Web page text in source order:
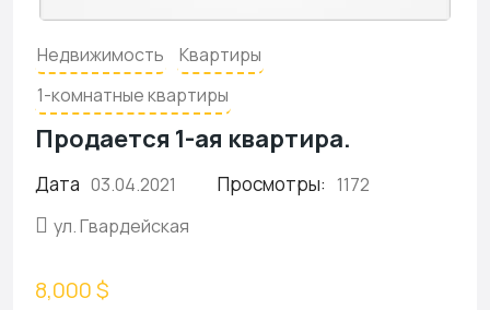
Недвижимость
Квартиры
1-комнатные квартиры
Продается 1-ая квартира.
Дата 03.04.2021 Просмотры: 1172
ул. Гвардейская
8,000 $